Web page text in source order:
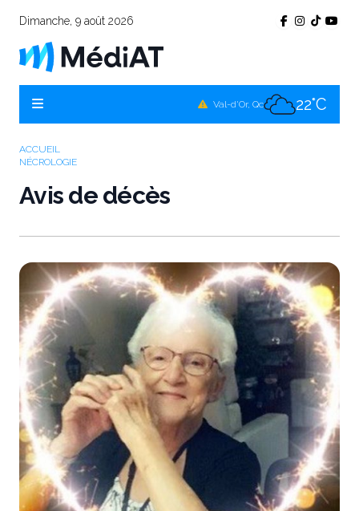
Dimanche, 9 août 2026
Val-d'Or, Qc 22°C
ACCUEIL
NÉCROLOGIE
Avis de décès